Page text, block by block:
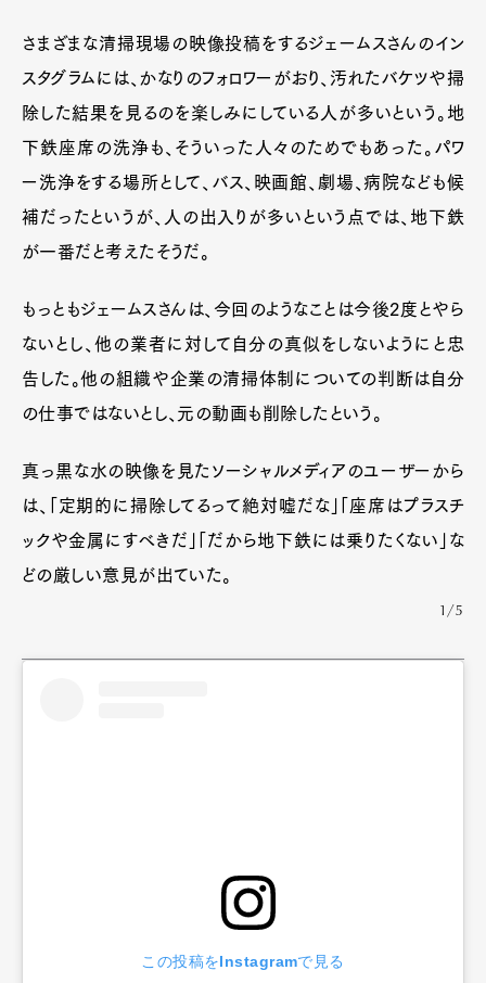
さまざまな清掃現場の映像投稿をするジェームスさんのイン
スタグラムには、かなりのフォロワーがおり、汚れたバケツや掃
除した結果を見るのを楽しみにしている人が多いという。地
下鉄座席の洗浄も、そういった人々のためでもあった。パワ
ー洗浄をする場所として、バス、映画館、劇場、病院なども候
補だったというが、人の出入りが多いという点では、地下鉄
が一番だと考えたそうだ。
もっともジェームスさんは、今回のようなことは今後2度とやら
ないとし、他の業者に対して自分の真似をしないようにと忠
告した。他の組織や企業の清掃体制についての判断は自分
の仕事ではないとし、元の動画も削除したという。
真っ黒な水の映像を見たソーシャルメディアのユーザーから
は、「定期的に掃除してるって絶対嘘だな」「座席はプラスチ
ックや金属にすべきだ」「だから地下鉄には乗りたくない」な
どの厳しい意見が出ていた。
1/5
この投稿をInstagramで見る